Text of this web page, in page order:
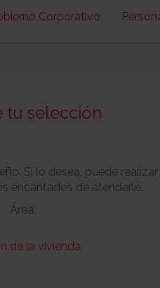
Corporativo
tu selección
Si lo desea, puede
encantados de atenderle.
Área:
de la vivienda